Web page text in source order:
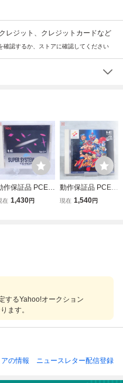
レジット、クレジットカードなど
確認するか、ストアに確認してください
作保証品 PCE P
エンジン CD-RO
在 1,430円
動作保証品 PCE P
Cエンジン SUPE
現在 1,540円
するYahoo!オークション
ます。
の情報
ニュースレター配信登録